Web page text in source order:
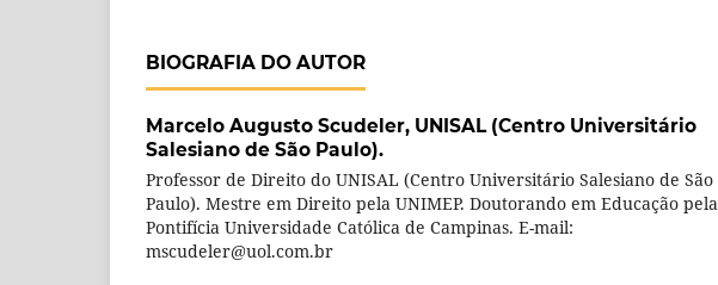
BIOGRAFIA DO AUTOR
Marcelo Augusto Scudeler, UNISAL (Centro Universitário
Salesiano de São Paulo).
Professor de Direito do UNISAL (Centro Universitário Salesiano de São
Paulo). Mestre em Direito pela UNIMEP. Doutorando em Educação pela
Pontifícia Universidade Católica de Campinas. E-mail:
mscudeler@uol.com.br